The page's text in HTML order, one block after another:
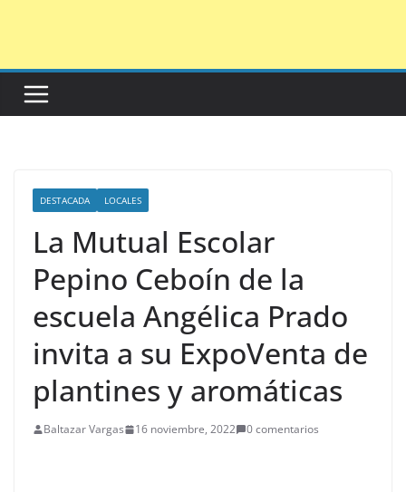
DESTACADA LOCALES
La Mutual Escolar
Pepino Ceboín de la
escuela Angélica Prado
invita a su ExpoVenta de
plantines y aromáticas
Baltazar Vargas 16 noviembre, 2022 0 comentarios